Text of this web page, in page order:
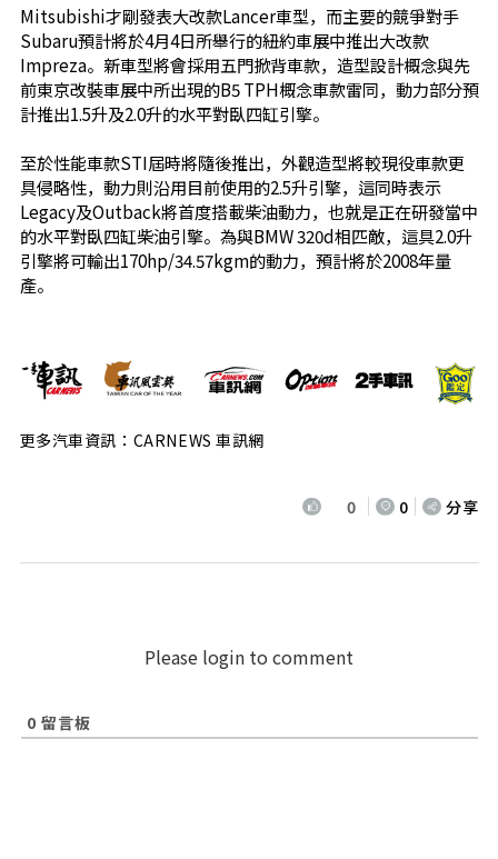
Mitsubishi才剛發表大改款Lancer車型，而主要的競爭對手
Subaru預計將於4月4日所舉行的紐約車展中推出大改款
Impreza。新車型將會採用五門掀背車款，造型設計概念與先
前東京改裝車展中所出現的B5 TPH概念車款雷同，動力部分預
計推出1.5升及2.0升的水平對臥四缸引擎。
至於性能車款STI屆時將隨後推出，外觀造型將較現役車款更
具侵略性，動力則沿用目前使用的2.5升引擎，這同時表示
Legacy及Outback將首度搭載柴油動力，也就是正在研發當中
的水平對臥四缸柴油引擎。為與BMW 320d相匹敵，這具2.0升
引擎將可輸出170hp/34.57kgm的動力，預計將於2008年量
產。
更多汽車資訊：CARNEWS 車訊網
0 0 分享
Please login to comment
0 留言板